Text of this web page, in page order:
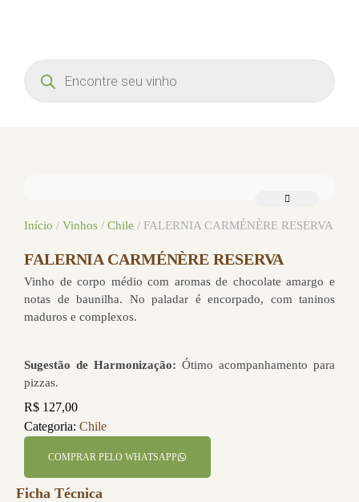
Início / Vinhos / Chile / FALERNIA CARMÉNÈRE RESERVA
FALERNIA CARMÉNÈRE RESERVA
Vinho de corpo médio com aromas de chocolate amargo e
notas de baunilha. No paladar é encorpado, com taninos
maduros e complexos.
Sugestão de Harmonização: Ótimo acompanhamento para
pizzas.
R$ 127,00
Categoria: Chile
COMPRAR PELO WHATSAPP
Ficha Técnica